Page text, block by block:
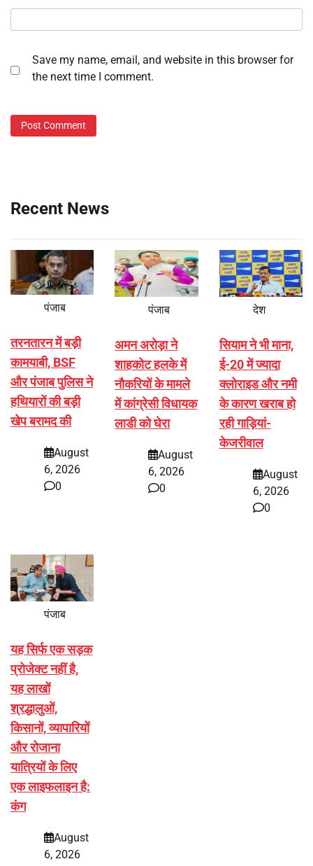
Save my name, email, and website in this browser for
the next time I comment.
Recent News
पंजाब
तरनतारन में बड़ी
कामयाबी, BSF
और पंजाब पुलिस ने
हथियारों की बड़ी
खेप बरामद की
August
6, 2026
0
पंजाब
अमन अरोड़ा ने
शाहकोट हलके में
नौकरियों के मामले
में कांग्रेसी विधायक
लाडी को घेरा
August
6, 2026
0
देश
सियाम ने भी माना,
ई-20 में ज्यादा
क्लोराइड और नमी
के कारण खराब हो
रही गाड़ियां-
केजरीवाल
August
6, 2026
0
पंजाब
यह सिर्फ एक सड़क
प्रोजेक्ट नहीं है,
यह लाखों
श्रद्धालुओं,
किसानों, व्यापारियों
और रोजाना
यात्रियों के लिए
एक लाइफलाइन है:
कंग
August
6, 2026